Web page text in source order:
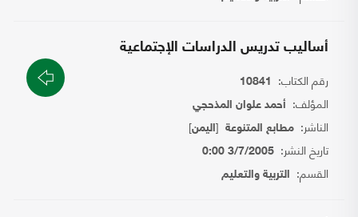
أساليب تدريس الدراسات الإجتماعية
رقم الكتاب: 10841
المؤلف: أحمد علوان المذحجي
الناشر: مطابع المتنوعة [اليمن]
تاريخ النشر: 3/7/2005 0:00
القسم: التربية والتعليم